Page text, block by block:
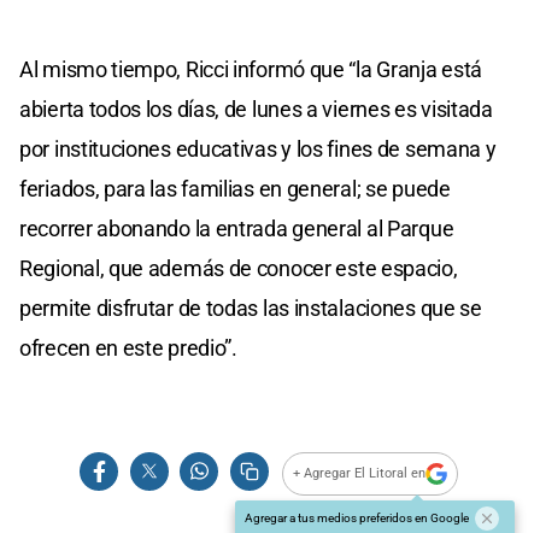
Al mismo tiempo, Ricci informó que “la Granja está
abierta todos los días, de lunes a viernes es visitada
por instituciones educativas y los fines de semana y
feriados, para las familias en general; se puede
recorrer abonando la entrada general al Parque
Regional, que además de conocer este espacio,
permite disfrutar de todas las instalaciones que se
ofrecen en este predio”.
+ Agregar El Litoral en
Agregar a tus medios preferidos en Google